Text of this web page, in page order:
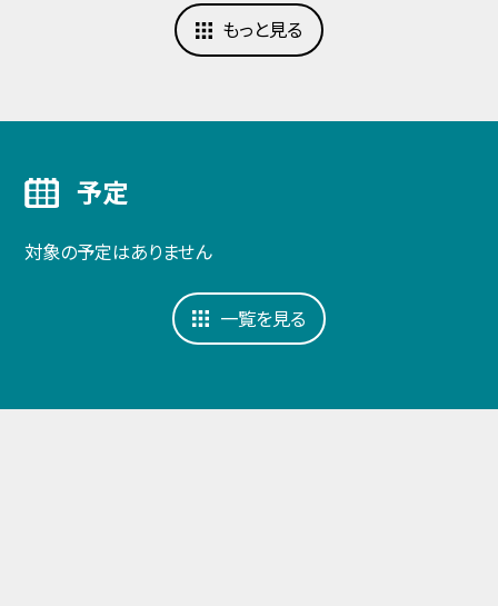
もっと見る
予定
対象の予定はありません
一覧を見る